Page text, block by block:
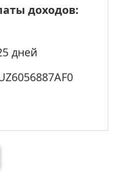
доходов:
дней